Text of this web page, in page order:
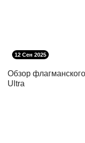
12 Сен 2025
Обзор
Ultra